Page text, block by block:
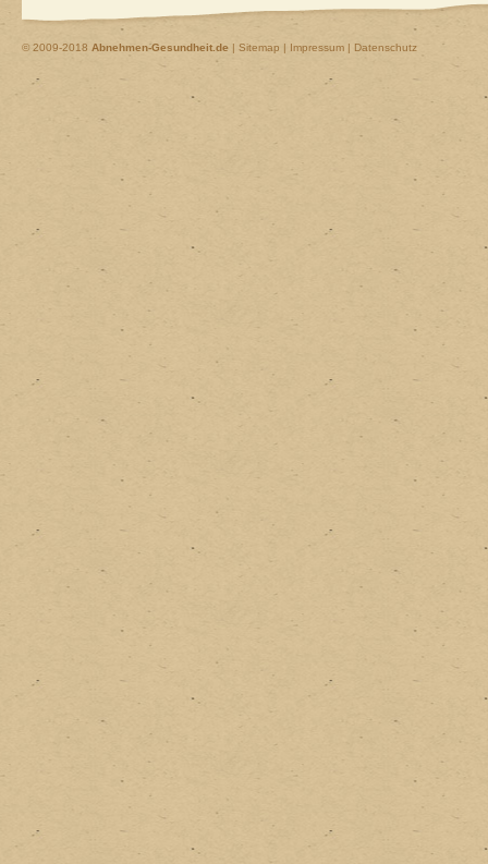
© 2009-2018 Abnehmen-Gesundheit.de | Sitemap | Impressum | Datenschutz